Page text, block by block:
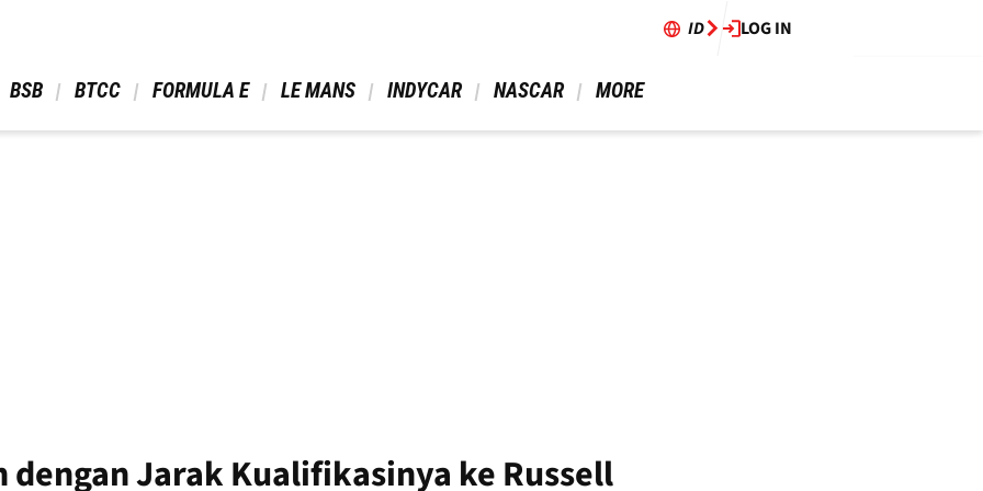
ID LOG IN
BSB BTCC FORMULA E LE MANS INDYCAR NASCAR MORE
Jarak Kualifikasinya ke Russell